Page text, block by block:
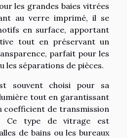
les grandes baies vitrées
au verre imprimé, il se
en surface, apportant
tout en préservant un
parfait pour les
les séparations de pièces.
souvent choisi pour sa
tout en garantissant
coefficient de transmission
Ce type de vitrage est
de bains ou les bureaux